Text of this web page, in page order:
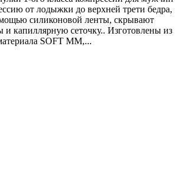
от лодыжки до верхней трети бедра,
силиконовой ленты, скрывают
капиллярную сеточку.. Изготовлены из
SOFT MM,...